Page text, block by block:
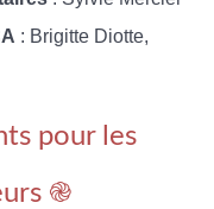
: Brigitte Diotte,
pour les
֎